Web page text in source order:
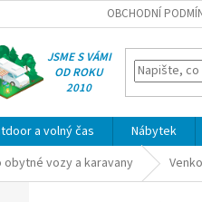
OBCHODNÍ
JSME S VÁMI
OD ROKU
2010
a volný čas Nábytek
vozy a karavany